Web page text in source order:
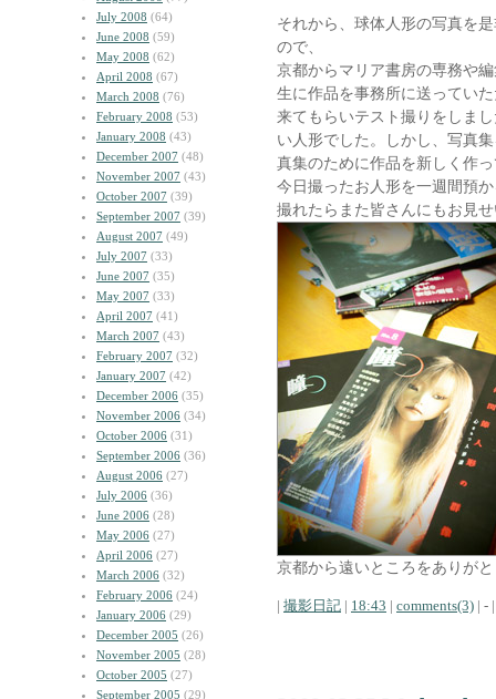
July 2008 (64)
June 2008 (59)
May 2008 (62)
April 2008 (67)
March 2008 (76)
February 2008 (53)
January 2008 (43)
December 2007 (48)
November 2007 (43)
October 2007 (39)
September 2007 (39)
August 2007 (49)
July 2007 (33)
June 2007 (35)
May 2007 (33)
April 2007 (41)
March 2007 (43)
February 2007 (32)
January 2007 (42)
December 2006 (35)
November 2006 (34)
October 2006 (31)
September 2006 (36)
August 2006 (27)
July 2006 (36)
June 2006 (28)
May 2006 (27)
April 2006 (27)
March 2006 (32)
February 2006 (24)
January 2006 (29)
December 2005 (26)
November 2005 (28)
October 2005 (27)
September 2005 (29)
それから、球体人形の写真を
ので、
京都からマリア書房の専務や
生に作品を事務所に送ってい
来てもらいテスト撮りをしま
い人形でした。しかし、写真
真集のために作品を新しく作
今日撮ったお人形を一週間預
撮れたらまた皆さんにもお見
京都から遠いところをありが
| 撮影日記 | 18:43 | comments(3) | - |